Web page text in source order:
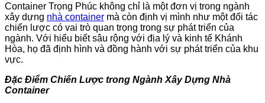
Container Trọng Phúc không chỉ là một đơn vị trong ngành
xây dựng nhà container mà còn định vị mình như một đối tác
chiến lược có vai trò quan trọng trong sự phát triển của
ngành. Với hiểu biết sâu rộng với địa lý và kinh tế Khánh
Hòa, họ đã định hình và đồng hành với sự phát triển của khu
vực.
Đặc Điểm Chiến Lược trong Ngành Xây Dựng Nhà
Container